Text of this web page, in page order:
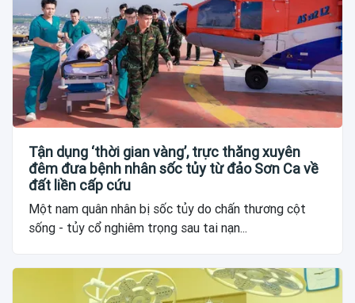
Tận dụng ‘thời gian vàng’, trực thăng xuyên
đêm đưa bệnh nhân sốc tủy từ đảo Sơn Ca về
đất liền cấp cứu
Một nam quân nhân bị sốc tủy do chấn thương cột
sống - tủy cổ nghiêm trọng sau tai nạn...